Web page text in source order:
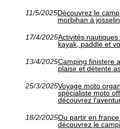
11/5/2025Découvrez le
morbihan à josselin
17/4/2025Activités
kayak, paddle et
13/4/2025Camping finistere
plaisir et détente
25/3/2025Voyage moto
spécialiste moto
découvrez
18/2/2025Ou partir en
découvrez le